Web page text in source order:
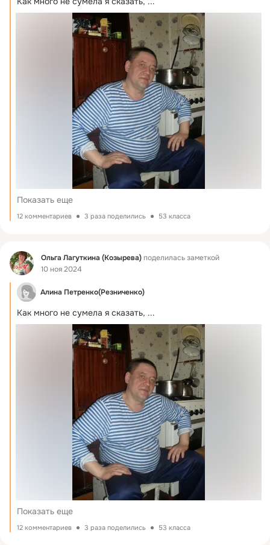
Показать еще
12 комментариев 3 раза поделились 53 класса
Фид Ольга Лагуткина (Козырева)поделилась заметкой
10 ноя 2024
Алина Петренко(Резниченко)
Как много не сумела я сказать, ...
Показать еще
12 комментариев 3 раза поделились 53 класса